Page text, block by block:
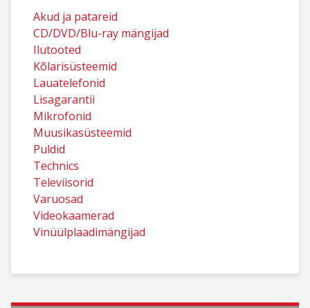
Akud ja patareid
CD/DVD/Blu-ray mängijad
Ilutooted
Kõlarisüsteemid
Lauatelefonid
Lisagarantii
Mikrofonid
Muusikasüsteemid
Puldid
Technics
Televiisorid
Varuosad
Videokaamerad
Vinüülplaadimängijad